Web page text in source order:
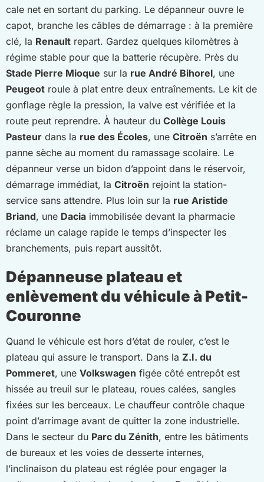
cale net en sortant du parking. Le dépanneur ouvre le
capot, branche les câbles de démarrage : à la première
clé, la Renault repart. Gardez quelques kilomètres à
régime stable pour que la batterie récupère. Près du
Stade Pierre Mioque sur la rue André Bihorel, une
Peugeot roule à plat entre deux entraînements. Le kit de
gonflage règle la pression, la valve est vérifiée et la
route peut reprendre. À hauteur du Collège Louis
Pasteur dans la rue des Écoles, une Citroën s’arrête en
panne sèche au moment du ramassage scolaire. Le
dépanneur verse un bidon d’appoint dans le réservoir,
démarrage immédiat, la Citroën rejoint la station-
service sans attendre. Plus loin sur la rue Aristide
Briand, une Dacia immobilisée devant la pharmacie
réclame un calage rapide le temps d’inspecter les
branchements, puis repart aussitôt.
Dépanneuse plateau et
enlèvement du véhicule à Petit-
Couronne
Quand le véhicule est hors d’état de rouler, c’est le
plateau qui assure le transport. Dans la Z.I. du
Pommeret, une Volkswagen figée côté entrepôt est
hissée au treuil sur le plateau, roues calées, sangles
fixées sur les berceaux. Le chauffeur contrôle chaque
point d’arrimage avant de quitter la zone industrielle.
Dans le secteur du Parc du Zénith, entre les bâtiments
de bureaux et les voies de desserte internes,
l’inclinaison du plateau est réglée pour engager la